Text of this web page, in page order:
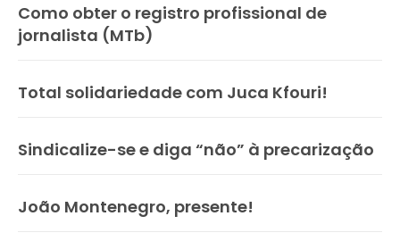
Como obter o registro profissional de
jornalista (MTb)
Total solidariedade com Juca Kfouri!
Sindicalize-se e diga “não” à precarização
João Montenegro, presente!